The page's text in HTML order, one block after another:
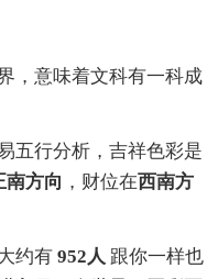
，意味着文科有一科成
五行分析，吉祥色彩是
南方向 ，财位在西南方
约有 952人 跟你一样也